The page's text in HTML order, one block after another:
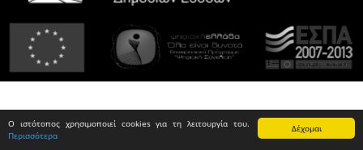
Δέχομαι
Ο ιστότοπος χρησιμοποιεί cookies για τη λειτουργία του.
Περισσότερα